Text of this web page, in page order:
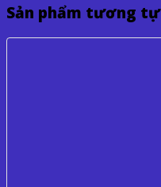
Sản phẩm tương tự